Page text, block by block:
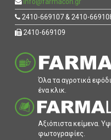
info@farmacon.gr
2410-669107 & 2410-
2410-669109
Όλα τα αγροτικά
ένα κλικ.
Αξιόπιστα κείµενα.
φωτογραφίες.